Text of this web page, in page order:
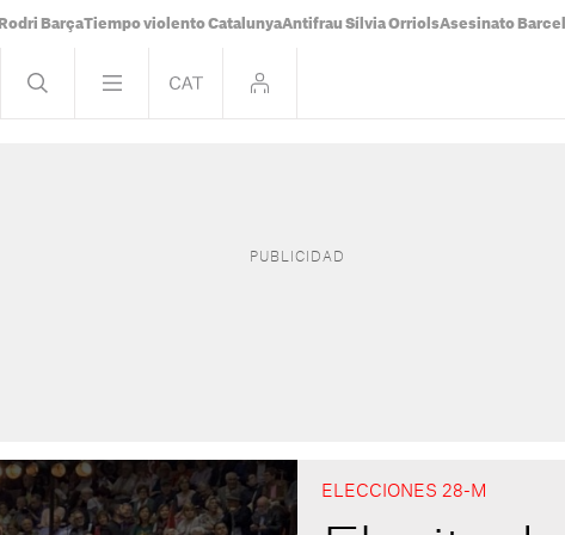
Rodri BarçaTiempo violento CatalunyaAntifrau Sílvia OrriolsAsesinato
ELECCIONES 28-M